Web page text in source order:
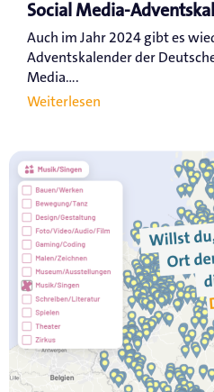
Social Media-
Auch im Jahr 2024 gibt es
Adventskalender der
Media....
Weiterlesen